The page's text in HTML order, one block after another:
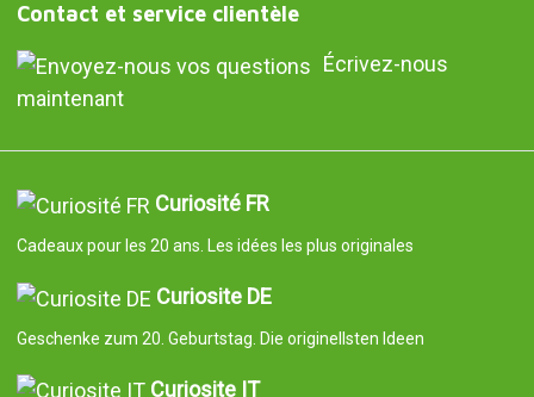
Contact et service clientèle
Écrivez-nous
maintenant
Curiosité FR
Cadeaux pour les 20 ans. Les idées les plus originales
Curiosite DE
Geschenke zum 20. Geburtstag. Die originellsten Ideen
Curiosite IT